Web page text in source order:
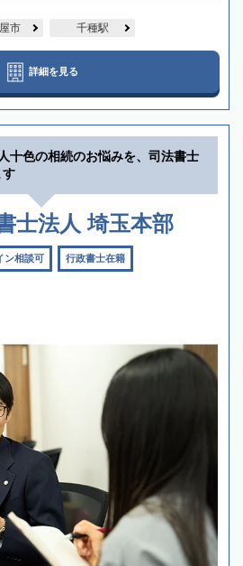
市 千種駅
詳細を見る
十色の相続のお悩みを、司法書士
す
士法人 埼玉本部
ン相談可 行政書士在籍